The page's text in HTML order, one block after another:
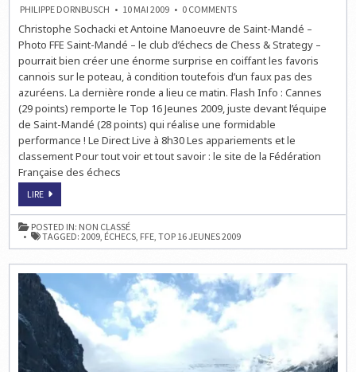
PHILIPPE DORNBUSCH 10 MAI 2009 0 COMMENTSON
PHASE
FINALE
DU
TOP
JEUNES
D’ÉCHECS
:
LE
LIVE
À
8H30
Christophe Sochacki et Antoine Manoeuvre de Saint-Mandé –
Photo FFE Saint-Mandé – le club d’échecs de Chess & Strategy –
pourrait bien créer une énorme surprise en coiffant les favoris
cannois sur le poteau, à condition toutefois d’un faux pas des
azuréens. La dernière ronde a lieu ce matin. Flash Info : Cannes
(29 points) remporte le Top 16 Jeunes 2009, juste devant l’équipe
de Saint-Mandé (28 points) qui réalise une formidable
performance ! Le Direct Live à 8h30 Les appariements et le
classement Pour tout voir et tout savoir : le site de la Fédération
Française des échecs
LIRELA
FINALE
DU
TOP
JEUNES
D’ÉCHECS
À
8H30
POSTED IN: NON CLASSÉ
TAGGED:2009 ÉCHECS FFE ,TOP 16 JEUNES 2009